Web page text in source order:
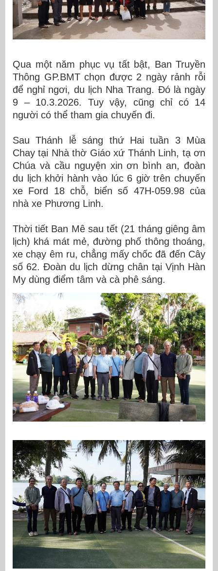
Qua một năm phục vụ tất bật, Ban Truyền
Thông GP.BMT chọn được 2 ngày rảnh rỗi
để nghỉ ngơi, du lịch Nha Trang. Đó là ngày
9 – 10.3.2026. Tuy vậy, cũng chỉ có 14
người có thể tham gia chuyến đi.
Sau Thánh lễ sáng thứ Hai tuần 3 Mùa
Chay tại Nhà thờ Giáo xứ Thánh Linh, tạ ơn
Chúa và cầu nguyện xin ơn bình an, đoàn
du lịch khởi hành vào lúc 6 giờ trên chuyến
xe Ford 18 chỗ, biển số 47H-059.98 của
nhà xe Phương Linh.
Thời tiết Ban Mê sau tết (21 tháng giêng âm
lịch) khá mát mẻ, đường phố thông thoáng,
xe chạy êm ru, chẳng mấy chốc đã đến Cây
số 62. Đoàn du lịch dừng chân tại Vịnh Hàn
My dùng điểm tâm và cà phê sáng.